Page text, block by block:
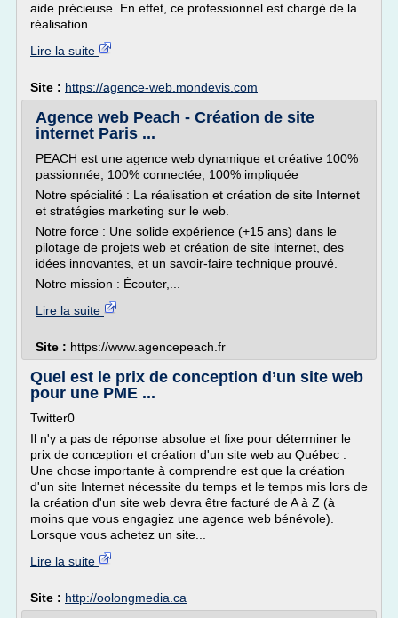
aide précieuse. En effet, ce professionnel est chargé de la
réalisation...
Lire la suite
Site : https://agence-web.mondevis.com
Agence web Peach - Création de site
internet Paris ...
PEACH est une agence web dynamique et créative 100%
passionnée, 100% connectée, 100% impliquée
Notre spécialité : La réalisation et création de site Internet
et stratégies marketing sur le web.
Notre force : Une solide expérience (+15 ans) dans le
pilotage de projets web et création de site internet, des
idées innovantes, et un savoir-faire technique prouvé.
Notre mission : Écouter,...
Lire la suite
Site : https://www.agencepeach.fr
Quel est le prix de conception d’un site web
pour une PME ...
Twitter0
Il n'y a pas de réponse absolue et fixe pour déterminer le
prix de conception et création d'un site web au Québec .
Une chose importante à comprendre est que la création
d'un site Internet nécessite du temps et le temps mis lors de
la création d'un site web devra être facturé de A à Z (à
moins que vous engagiez une agence web bénévole).
Lorsque vous achetez un site...
Lire la suite
Site : http://oolongmedia.ca